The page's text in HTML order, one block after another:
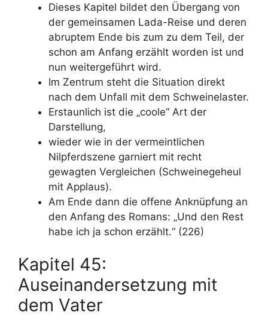
Dieses Kapitel bildet den Übergang von
der gemeinsamen Lada-Reise und deren
abruptem Ende bis zum zu dem Teil, der
schon am Anfang erzählt worden ist und
nun weitergeführt wird.
Im Zentrum steht die Situation direkt
nach dem Unfall mit dem Schweinelaster.
Erstaunlich ist die „coole“ Art der
Darstellung,
wieder wie in der vermeintlichen
Nilpferdszene garniert mit recht
gewagten Vergleichen (Schweinegeheul
mit Applaus).
Am Ende dann die offene Anknüpfung an
den Anfang des Romans: „Und den Rest
habe ich ja schon erzählt.“ (226)
Kapitel 45:
Auseinandersetzung mit
dem Vater